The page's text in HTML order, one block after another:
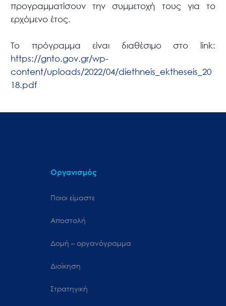
προγραμματίσουν την συμμετοχή τους για το
ερχόμενο έτος.
Το πρόγραμμα είναι διαθέσιμο στο link:
https://gnto.gov.gr/wp-
content/uploads/2022/04/diethneis_ektheseis_20
18.pdf
Οργανισμός
Ποιοι είμαστε
Αποστολή
Δομή – οργανόγραμμα
Διοίκηση
Στρατηγική